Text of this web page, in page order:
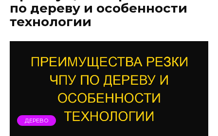
по дереву и особенности
технологии
ДЕРЕВО